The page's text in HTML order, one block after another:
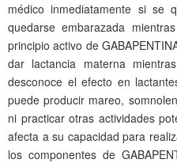
médico inmediatamente si se
quedarse embarazada
principio activo de
dar lactancia materna
desconoce el efecto en
puede producir mareo,
ni practicar otras actividades
afecta a su capacidad para
los componentes de